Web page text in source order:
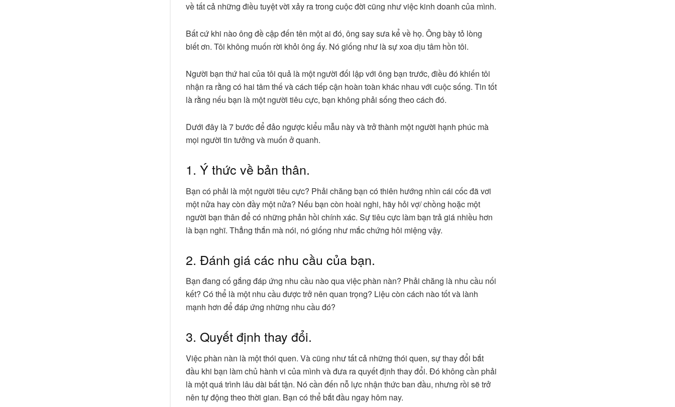
về tất cả những điều tuyệt vời xảy ra trong cuộc đời cũng như việc kinh doanh của mình.
Bất cứ khi nào ông đề cập đến tên một ai đó, ông say sưa kể về họ. Ông bày tỏ lòng
biết ơn. Tôi không muốn rời khỏi ông ấy. Nó giống như là sự xoa dịu tâm hồn tôi.
Người bạn thứ hai của tôi quả là một người đối lập với ông bạn trước, điều đó khiến tôi
nhận ra rằng có hai tâm thế và cách tiếp cận hoàn toàn khác nhau với cuộc sống. Tin tốt
là rằng nếu bạn là một người tiêu cực, bạn không phải sống theo cách đó.
Dưới đây là 7 bước để đảo ngược kiểu mẫu này và trở thành một người hạnh phúc mà
mọi người tin tưởng và muốn ở quanh.
1. Ý thức về bản thân.
Bạn có phải là một người tiêu cực? Phải chăng bạn có thiên hướng nhìn cái cốc đã vơi
một nửa hay còn đầy một nửa? Nếu bạn còn hoài nghi, hãy hỏi vợ/ chồng hoặc một
người bạn thân để có những phản hồi chính xác. Sự tiêu cực làm bạn trả giá nhiều hơn
là bạn nghĩ. Thẳng thắn mà nói, nó giống như mắc chứng hôi miệng vậy.
2. Đánh giá các nhu cầu của bạn.
Bạn đang cố gắng đáp ứng nhu cầu nào qua việc phàn nàn? Phải chăng là nhu cầu nối
kết? Có thể là một nhu cầu được trở nên quan trọng? Liệu còn cách nào tốt và lành
mạnh hơn để đáp ứng những nhu cầu đó?
3. Quyết định thay đổi.
Việc phàn nàn là một thói quen. Và cũng như tất cả những thói quen, sự thay đổi bắt
đầu khi bạn làm chủ hành vi của mình và đưa ra quyết định thay đổi. Đó không cần phải
là một quá trình lâu dài bất tận. Nó cần đến nỗ lực nhận thức ban đầu, nhưng rồi sẽ trở
nên tự động theo thời gian. Bạn có thể bắt đầu ngay hôm nay.